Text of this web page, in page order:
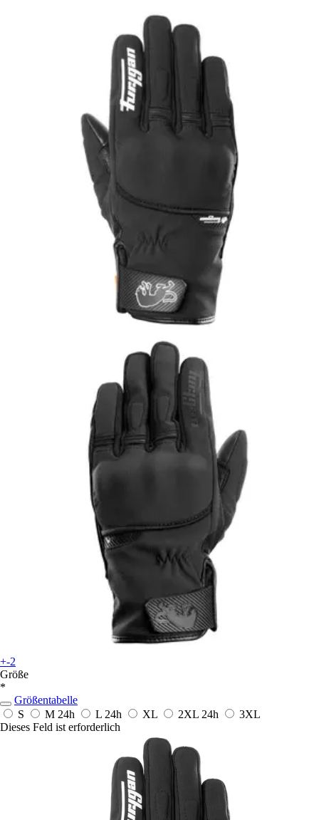
+-2
Größe
*
Größentabelle
S
M 24h L 24h XL 2XL 24h
3XL
Dieses Feld ist erforderlich